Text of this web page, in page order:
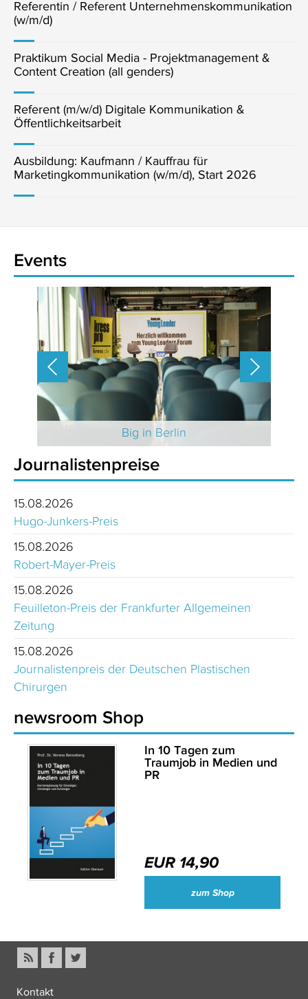
Referentin / Referent Unternehmenskommunikation
(w/m/d)
Praktikum Social Media - Projektmanagement &
Content Creation (all genders)
Referent (m/w/d) Digitale Kommunikation &
Öffentlichkeitsarbeit
Ausbildung: Kaufmann / Kauffrau für
Marketingkommunikation (w/m/d), Start 2026
Events
Big in Berlin
Journalistenpreise
15.08.2026
Hugo-Junkers-Preis
15.08.2026
Robert-Mayer-Preis
15.08.2026
Feuilleton-Preis der Frankfurter Allgemeinen
Zeitung
15.08.2026
Journalistenpreis der Deutschen Plastischen
Chirurgen
newsroom Shop
In 10 Tagen zum
Traumjob in Medien und
PR
EUR 14,90
zum Shop
Kontakt